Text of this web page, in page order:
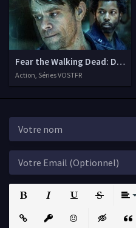
Fear the Walking Dead: Dead
Action, Séries VOSTFR
Strikethrough